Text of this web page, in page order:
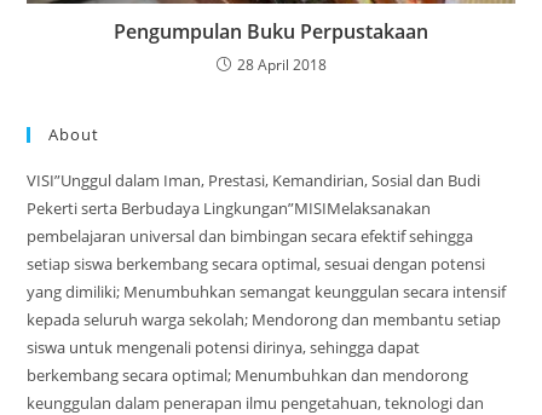
Pengumpulan Buku Perpustakaan
28 April 2018
About
VISI”Unggul dalam Iman, Prestasi, Kemandirian, Sosial dan Budi
Pekerti serta Berbudaya Lingkungan”MISIMelaksanakan
pembelajaran universal dan bimbingan secara efektif sehingga
setiap siswa berkembang secara optimal, sesuai dengan potensi
yang dimiliki; Menumbuhkan semangat keunggulan secara intensif
kepada seluruh warga sekolah; Mendorong dan membantu setiap
siswa untuk mengenali potensi dirinya, sehingga dapat
berkembang secara optimal; Menumbuhkan dan mendorong
keunggulan dalam penerapan ilmu pengetahuan, teknologi dan